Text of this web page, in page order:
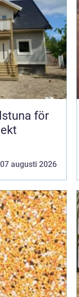
för
07 augusti 2026